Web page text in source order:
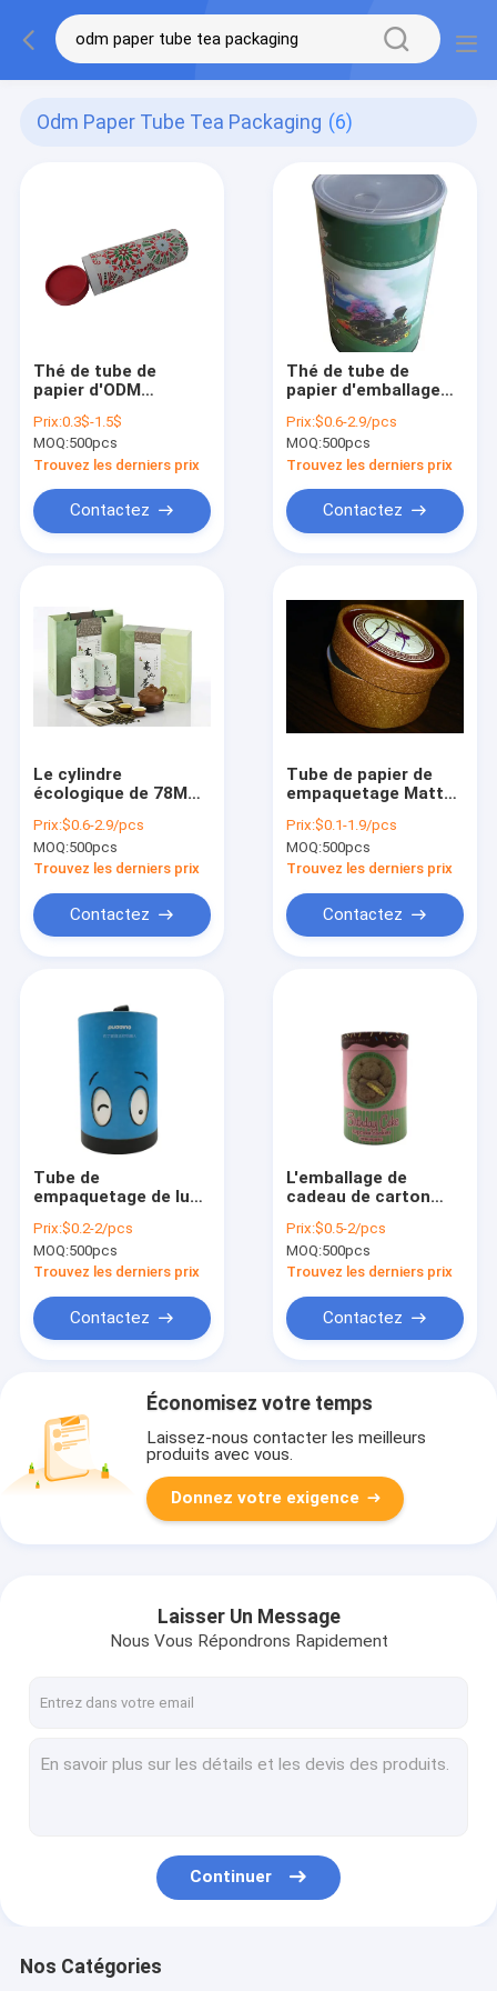
Odm Paper Tube Tea Packaging (6)
Thé de tube de
papier d'ODM
conteneur de
cylindre de boîte en
carton de la
catégorie PT08
comestible
Prix:0.3$-1.5$
MOQ:500pcs
Trouvez les derniers prix
Contactez
Thé de tube de
papier d'emballage
empaquetant la
marine biodégradable
de carton de CMYK
Prix:$0.6-2.9/pcs
MOQ:500pcs
Trouvez les derniers prix
Contactez
Le cylindre
écologique de 78MM
ondulé de tube de
papier de la boîte
C2S emballage avec
Prix:$0.6-2.9/pcs
MOQ:500pcs
Trouvez les derniers prix
Contactez
Tube de papier de
empaquetage Matte
Gold Cardboard
Cylinder Box de
marine
Prix:$0.1-1.9/pcs
MOQ:500pcs
Trouvez les derniers prix
Contactez
Tube de
empaquetage de luxe
d'emballage de rond
de boîte-cadeau
d'OEM d'ODM de tube
Prix:$0.2-2/pcs
MOQ:500pcs
Trouvez les derniers prix
Contactez
L'emballage de
cadeau de carton
enferme dans une
boîte les biscuits de
luxe 60*140
de thé
Prix:$0.5-2/pcs
MOQ:500pcs
Trouvez les derniers prix
Contactez
Économisez votre temps
Laissez-nous contacter les meilleurs
produits avec vous.
Donnez votre exigence
Laisser Un Message
Nous Vous Répondrons Rapidement
Continuer
Nos Catégories